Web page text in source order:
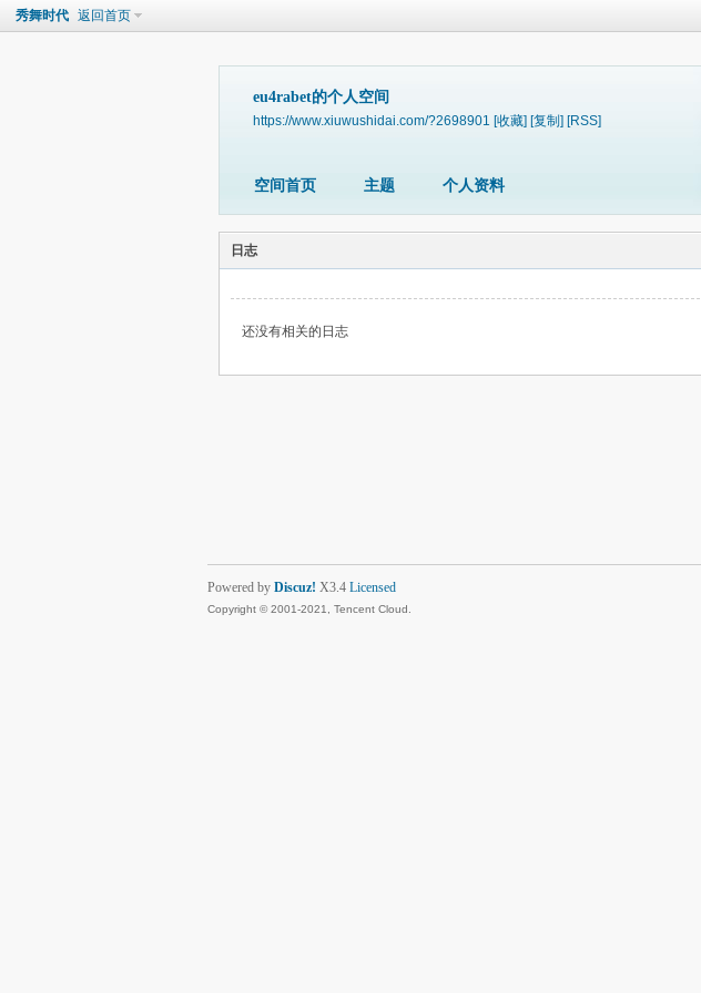
秀舞时代 返回首页
eu4rabet的个人空间
https://www.xiuwushidai.com/?2698901 [收藏] [复制] [RSS]
空间首页 主题 个人资料
日志
还没有相关的日志
Powered by Discuz! X3.4 Licensed
Copyright © 2001-2021, Tencent Cloud.